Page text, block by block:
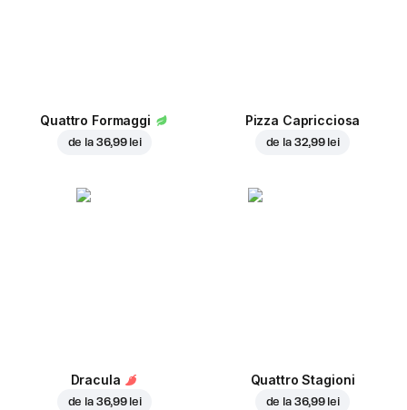
Quattro Formaggi
de la 36,99 lei
Pizza Capricciosa
de la 32,99 lei
Dracula
de la 36,99 lei
Quattro Stagioni
de la 36,99 lei